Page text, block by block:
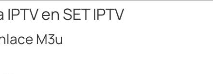
en SET IPTV
M3u